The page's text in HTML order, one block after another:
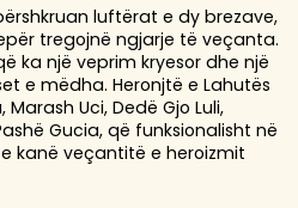
luftërat e dy brezave,
tregojnë ngjarje të veçanta.
ka një veprim kryesor dhe një
e mëdha. Heronjtë e Lahutës
Uci, Dedë Gjo Luli,
Gucia, që funksionalisht në
kanë veçantitë e heroizmit